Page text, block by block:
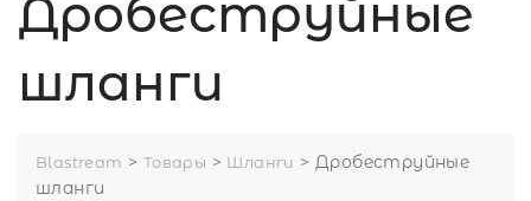
Дробеструйные
шланги
Blastream > Товары > Шланги >Дробеструйные
шланги